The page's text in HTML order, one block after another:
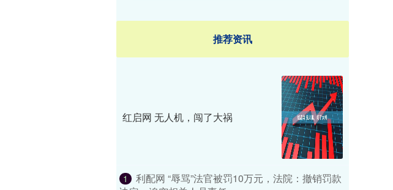
推荐资讯
红启网 无人机，闯了大祸
1
利配网 “辱骂”法官被罚10万元，法院：撤销罚款